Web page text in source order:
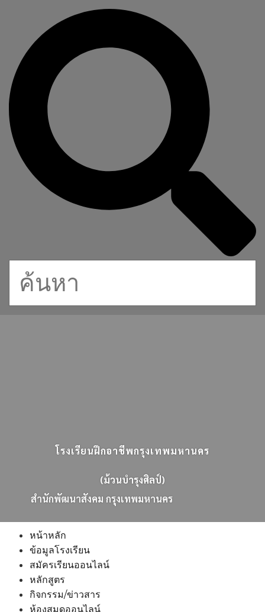
โรงเรียนฝึกอาชีพกรุงเทพมหานคร
(ม้วนบำรุงศิลป์)
สนกพฒนาสงคม กรงเทพมหานคร
หน้าหลัก
ข้อมูลโรงเรียน
สมัครเรียนออนไลน์
หลักสูตร
กิจกรรม/ข่าวสาร
ห้องสมุดออนไลน์